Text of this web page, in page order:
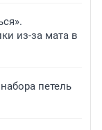
из-за мата в
петель